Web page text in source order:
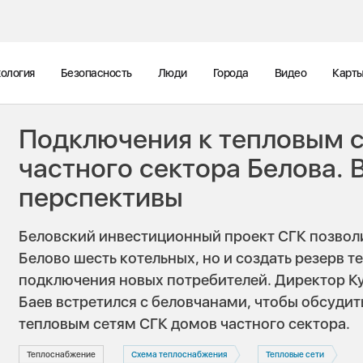
Безопасность Люди Города Видео Карты
Подключения к тепловым
частного сектора Белова.
перспективы
Беловский инвестиционный проект СГК
Белово шесть котельных, но и создать резерв
подключения новых потребителей. Директор
Баев встретился с беловчанами, чтобы
тепловым сетям СГК домов частного сектора.
Теплоснабжение Схема теплоснабжения Тепловые сети